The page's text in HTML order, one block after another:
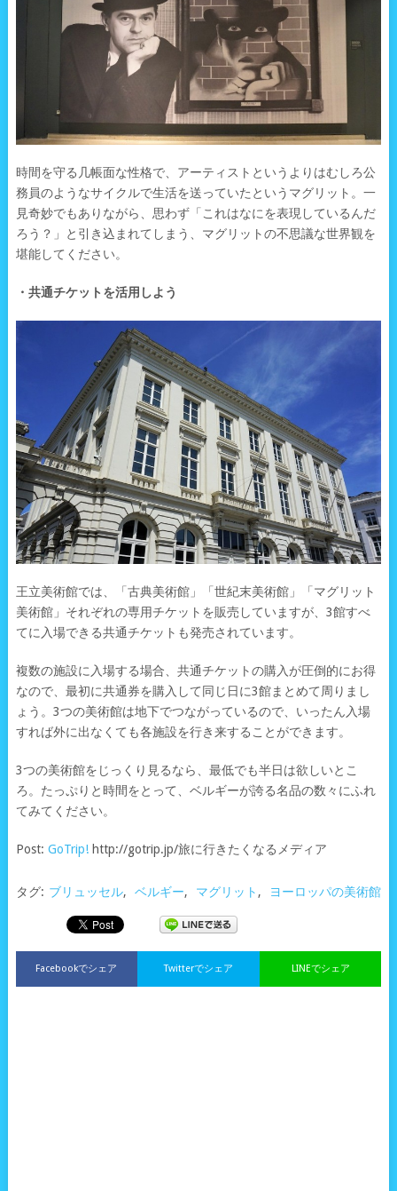
時間を守る几帳面な性格で、アーティストというよりはむしろ公
務員のようなサイクルで生活を送っていたというマグリット。一
見奇妙でもありながら、思わず「これはなにを表現しているんだ
ろう？」と引き込まれてしまう、マグリットの不思議な世界観を
堪能してください。
・共通チケットを活用しよう
王立美術館では、「古典美術館」「世紀末美術館」「マグリット
美術館」それぞれの専用チケットを販売していますが、3館すべ
てに入場できる共通チケットも発売されています。
複数の施設に入場する場合、共通チケットの購入が圧倒的にお得
なので、最初に共通券を購入して同じ日に3館まとめて周りまし
ょう。3つの美術館は地下でつながっているので、いったん入場
すれば外に出なくても各施設を行き来することができます。
3つの美術館をじっくり見るなら、最低でも半日は欲しいとこ
ろ。たっぷりと時間をとって、ベルギーが誇る名品の数々にふれ
てみてください。
Post: GoTrip!http://gotrip.jp/旅に行きたくなるメディア
タグ: ブリュッセル, ベルギー, マグリット , ヨーロッパの美術館
Facebookでシェア LINEでシェア
Twitterでシェア